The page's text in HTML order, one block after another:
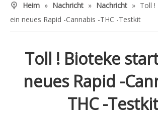
Heim » Nachricht » Nachricht » Toll
ein neues Rapid -Cannabis -THC -Testkit
Toll ! Bioteke
neues Rapid -
THC -Testkit